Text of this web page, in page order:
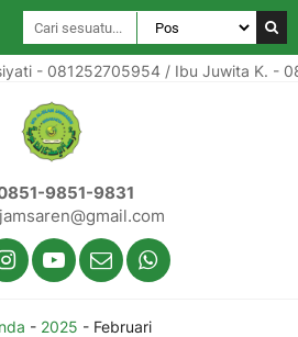
- 081252705954 / Ibu Juwita K. -
9851-9831
- 2025 - Februari